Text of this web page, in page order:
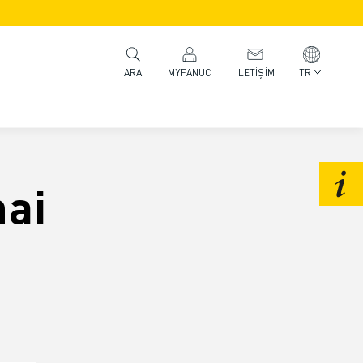
ARA MYFANUC İLETIŞIM TR